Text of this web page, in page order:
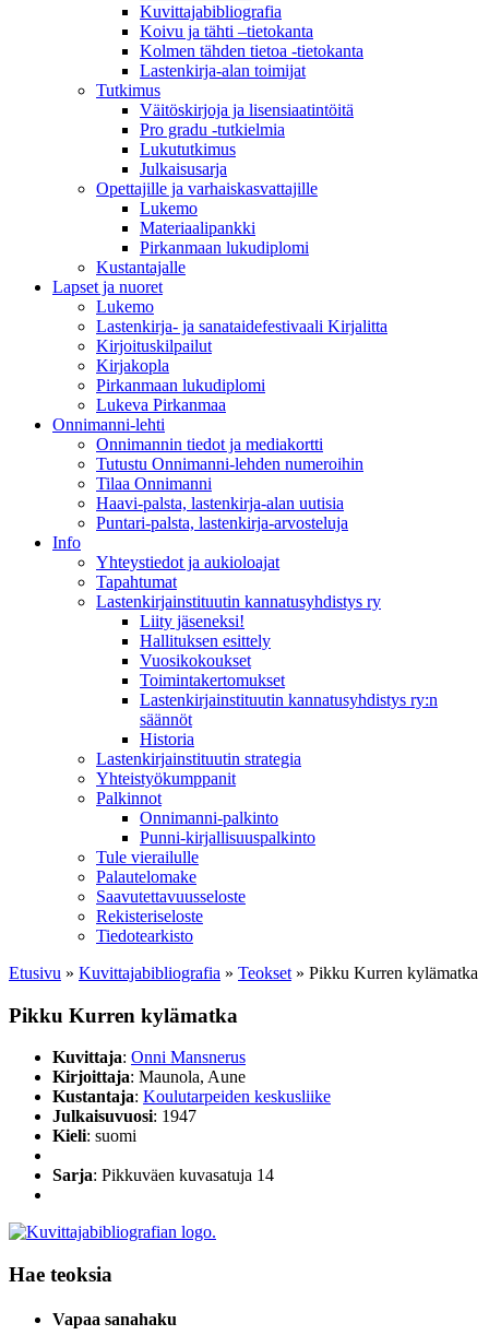
Kuvittaja­bibliografia
Koivu ja tähti –tietokanta
Kolmen tähden tietoa -tietokanta
Lastenkirja-alan toimijat
Tutkimus
Väitöskirjoja ja lisensiaatintöitä
Pro gradu -tutkielmia
Lukututkimus
Julkaisusarja
Opettajille ja varhaiskasvattajille
Lukemo
Materiaalipankki
Pirkanmaan lukudiplomi
Kustantajalle
Lapset ja nuoret
Lukemo
Lastenkirja- ja sanataidefestivaali Kirjalitta
Kirjoituskilpailut
Kirjakopla
Pirkanmaan lukudiplomi
Lukeva Pirkanmaa
Onnimanni-lehti
Onnimannin tiedot ja mediakortti
Tutustu Onnimanni-lehden numeroihin
Tilaa Onnimanni
Haavi-palsta, lastenkirja-alan uutisia
Puntari-palsta, lastenkirja-arvosteluja
Info
Yhteystiedot ja aukioloajat
Tapahtumat
Lastenkirjainstituutin kannatusyhdistys ry
Liity jäseneksi!
Hallituksen esittely
Vuosikokoukset
Toimintakertomukset
Lastenkirjainstituutin kannatusyhdistys ry:n
säännöt
Historia
Lastenkirjainstituutin strategia
Yhteistyökumppanit
Palkinnot
Onnimanni-palkinto
Punni-kirjallisuuspalkinto
Tule vierailulle
Palautelomake
Saavutettavuusseloste
Rekisteriseloste
Tiedotearkisto
Etusivu » Kuvittaja­bibliografia » Teokset » Pikku Kurren kylämatka
Pikku Kurren kylämatka
Kuvittaja: Onni Mansnerus
Kirjoittaja: Maunola, Aune
Kustantaja: Koulutarpeiden keskusliike
Julkaisuvuosi: 1947
Kieli: suomi
Sarja: Pikkuväen kuvasatuja 14
Hae teoksia
Vapaa sanahaku